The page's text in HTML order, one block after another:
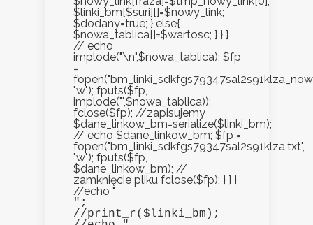
$linki_bm[$suri][]=$nowy_link;
$dodany=true; } else{
$nowa_tablica[]=$wartosc; } } }
// echo
implode("\n",$nowa_tablica); $fp
=
"w"); fputs($fp,
implode("",$nowa_tablica));
fclose($fp); //zapisujemy
$dane_linkow_bm=serialize($linki_bm);
// echo $dane_linkow_bm; $fp =
fopen("bm_linki_sdkfgs79347sal2s91klza.txt",
"w"); fputs($fp,
$dane_linkow_bm); //
zamknięcie pliku fclose($fp); } } }
//echo "
";
//print_r($linki_bm);